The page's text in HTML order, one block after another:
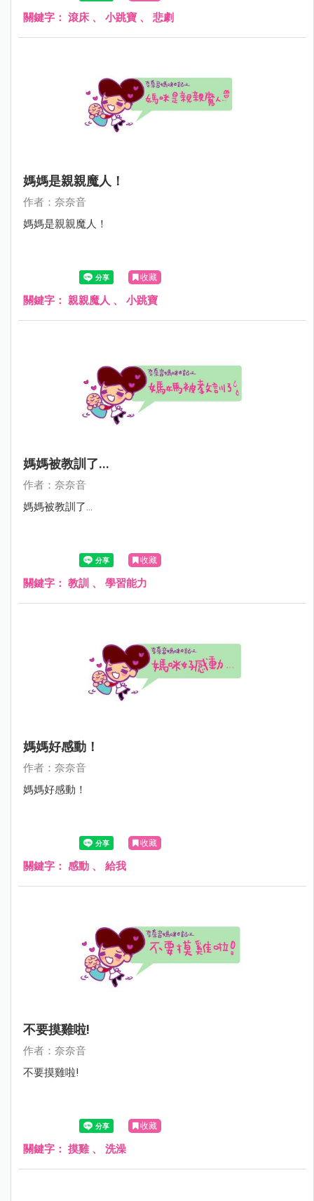
關鍵字： 滾床 、 小跳寶 、 悲劇
媽媽是親親魔人！
作者：奈奈音
媽媽是親親魔人！
收藏
關鍵字： 親親魔人 、 小跳寶
媽媽被教訓了...
作者：奈奈音
媽媽被教訓了...
收藏
關鍵字： 教訓 、 學習能力
媽媽好感動！
作者：奈奈音
媽媽好感動！
收藏
關鍵字： 感動 、 給我
不要摸雞啦!
作者：奈奈音
不要摸雞啦!
收藏
關鍵字： 摸雞、 洗澡